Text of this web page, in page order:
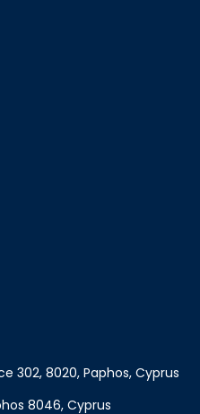
302, 8020, Paphos, Cyprus
8046, Cyprus